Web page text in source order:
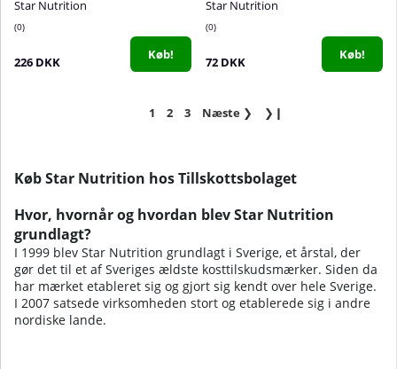
Star Nutrition
0
226 DKK Køb!
Star Nutrition
0
72 DKK Køb!
1 2 3 Næste ❯ ❯❙
Køb Star Nutrition hos Tillskottsbolaget
Hvor, hvornår og hvordan blev Star Nutrition
grundlagt?
I 1999 blev Star Nutrition grundlagt i Sverige, et årstal, der
gør det til et af Sveriges ældste kosttilskudsmærker. Siden da
har mærket etableret sig og gjort sig kendt over hele Sverige.
I 2007 satsede virksomheden stort og etablerede sig i andre
nordiske lande.